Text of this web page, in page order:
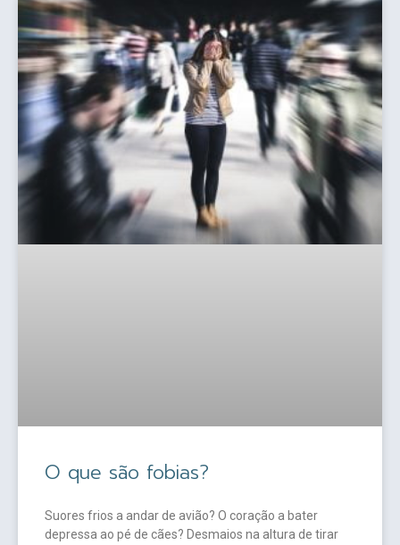
O que são fobias?
Suores frios a andar de avião? O coração a bater
depressa ao pé de cães? Desmaios na altura de tirar